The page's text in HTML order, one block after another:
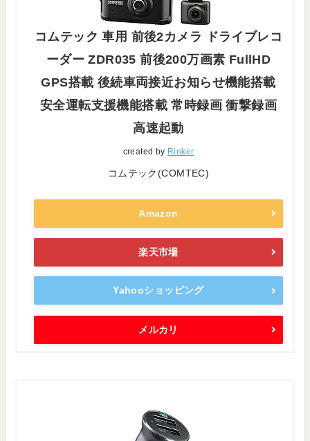
コムテック 車用 前後2カメラ ドライブレコ
ーダー ZDR035 前後200万画素 FullHD
GPS搭載 後続車両接近お知らせ機能搭載
安全運転支援機能搭載 常時録画 衝撃録画
高速起動
created by Rinker
コムテック(COMTEC)
Amazon
楽天市場
Yahooショッピング
メルカリ